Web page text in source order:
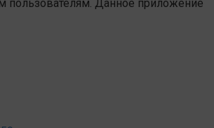
пользователям. Данное приложение